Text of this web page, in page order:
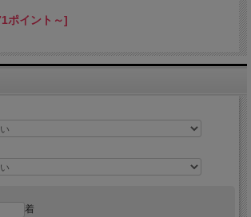
ングが白を美しく見せる。
レープの美しい軽量素材。ソフトな肌触りとストレッチ性
。
スプリンジーを使用し、吸汗速乾性、透け防止、UVガー
評価技術協議会)認証素材。繊維状の黄色ぶどう球菌、肺
殖を抑制。耐久性、衛生面での信頼性は抜群。
イトカーボンを使用した導電性繊維を採用し、制電性を高
。まとわりつきやホコリの吸着も抑えます。
性のあるストレッチ素材を採用。自然に体になじんで動き
。気になるインナーウェアの透けを予防。
ポイント～]
着